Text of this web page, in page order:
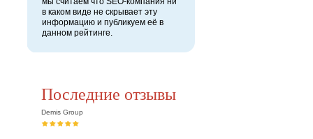
в каком виде не скрывает эту
информацию и публикуем её в
данном рейтинге.
Последние отзывы
Demis Group